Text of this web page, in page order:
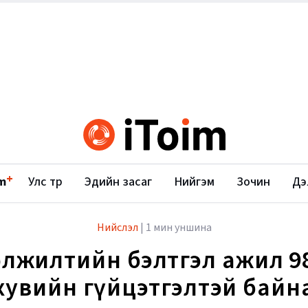
+ Улс төр Эдийн засаг Нийгэм Зочин
Нийслэл | 1 мин уншина
бэлтгэл ажил
гүйцэтгэлтэй